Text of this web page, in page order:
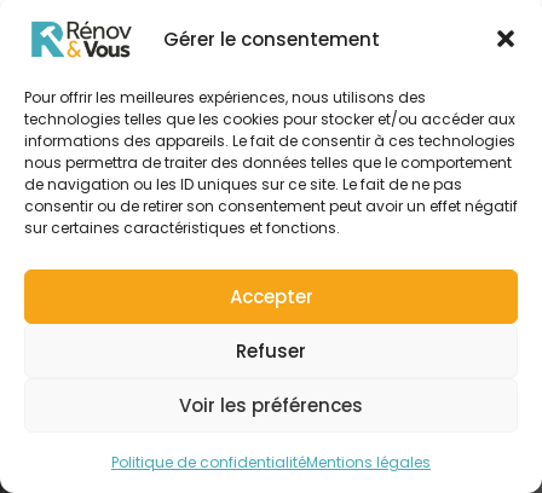
Gérer le consentement
Pour offrir les meilleures expériences, nous utilisons des
technologies telles que les cookies pour stocker et/ou accéder aux
informations des appareils. Le fait de consentir à ces technologies
nous permettra de traiter des données telles que le comportement
de navigation ou les ID uniques sur ce site. Le fait de ne pas
consentir ou de retirer son consentement peut avoir un effet négatif
sur certaines caractéristiques et fonctions.
Accepter
Refuser
Voir les préférences
Politique de confidentialitéMentions légales
Votre projet commence ici
vous !